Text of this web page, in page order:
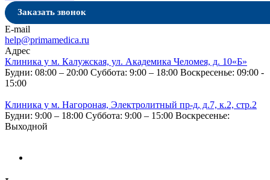
Заказать звонок
E-mail
help@primamedica.ru
Адрес
Клиника у м. Калужская, ул. Академика Челомея, д. 10«Б»
Будни: 08:00 – 20:00 Суббота: 9:00 – 18:00 Воскресенье: 09:00 -
15:00
Клиника у м. Нагороная, Электролитный пр-д, д.7, к.2, стр.2
Будни: 9:00 – 18:00 Суббота: 9:00 – 15:00 Воскресенье:
Выходной